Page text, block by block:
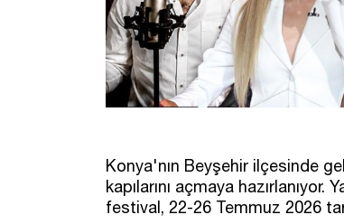
Konya'nın Beyşehir ilçesinde
kapılarını açmaya
festival, 22-26 Temmuz 2026